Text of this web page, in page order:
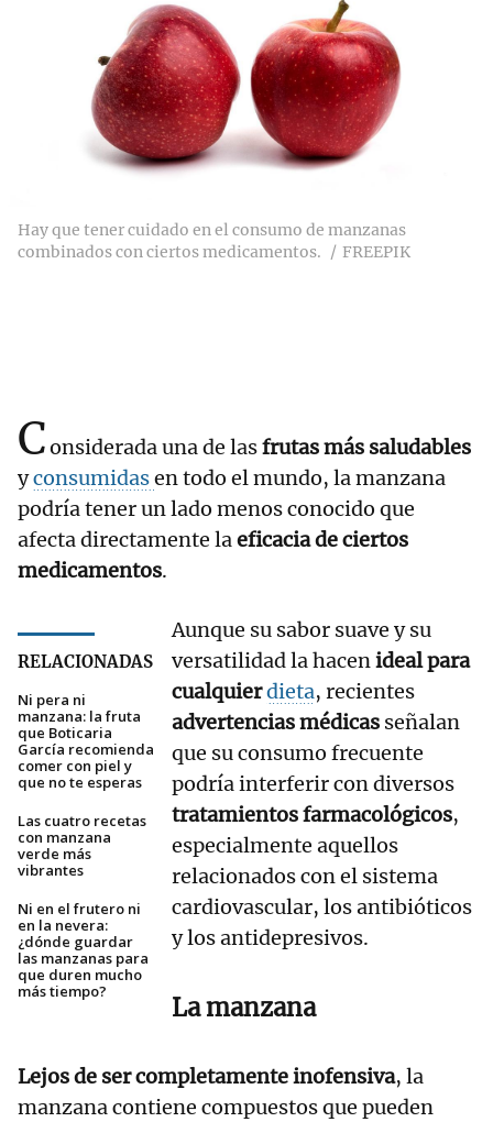
Hay que tener cuidado en el consumo de manzanas
combinados con ciertos medicamentos.
FREEPIK
Considerada una de lasfrutas más saludables
yconsumidasen todo el mundo, la manzana
podría tener un lado menos conocido que
afecta directamente laeficacia de ciertos
medicamentos.
RELACIONADAS
Ni pera ni
manzana: la fruta
que Boticaria
García recomienda
comer con piel y
que no te esperas
Las cuatro recetas
con manzana
verde más
vibrantes
Ni en el frutero ni
en la nevera:
¿dónde guardar
las manzanas para
que duren mucho
más tiempo?
Aunque su sabor suave y su
versatilidad la hacenideal para
cualquierdieta, recientes
advertencias médicas señalan
que su consumo frecuente
podría interferir con diversos
tratamientos farmacológicos,
especialmente aquellos
relacionados con el sistema
cardiovascular, los antibióticos
y los antidepresivos.
La manzana
Lejos de ser completamente inofensiva, la
manzana contiene compuestos que pueden